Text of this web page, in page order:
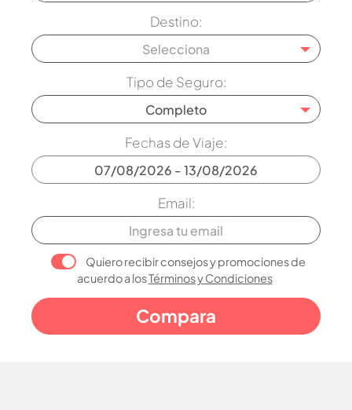
Destino:
Selecciona
Tipo de Seguro:
Completo
Fechas de Viaje:
Email:
Quiero recibir consejos y promociones de
acuerdo a losTérminos y Condiciones